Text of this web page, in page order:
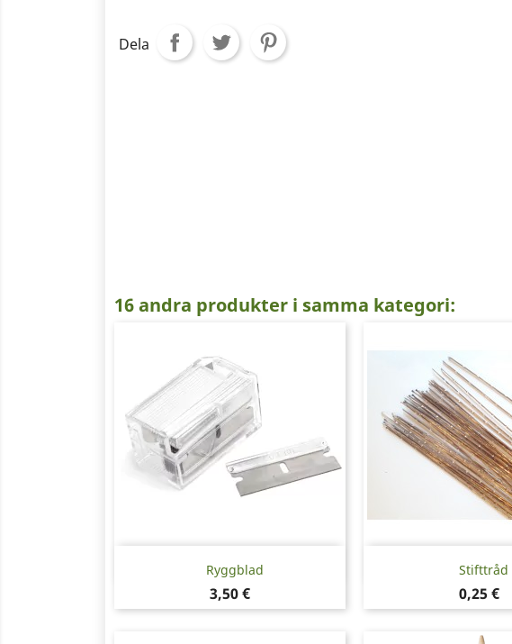
Dela
16 andra produkter i samma kategori:
Ryggblad
Pris
3,50 €
Snabbvy Stifttråd
Pris
0,25 €
Snabbvy